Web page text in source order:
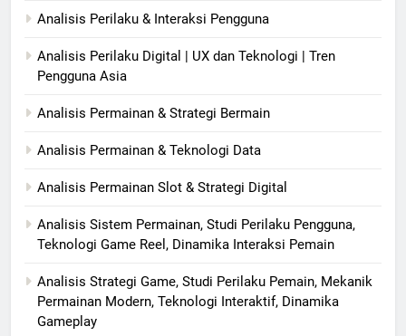
Analisis Perilaku & Interaksi Pengguna
Analisis Perilaku Digital | UX dan Teknologi | Tren
Pengguna Asia
Analisis Permainan & Strategi Bermain
Analisis Permainan & Teknologi Data
Analisis Permainan Slot & Strategi Digital
Analisis Sistem Permainan, Studi Perilaku Pengguna,
Teknologi Game Reel, Dinamika Interaksi Pemain
Analisis Strategi Game, Studi Perilaku Pemain, Mekanik
Permainan Modern, Teknologi Interaktif, Dinamika
Gameplay